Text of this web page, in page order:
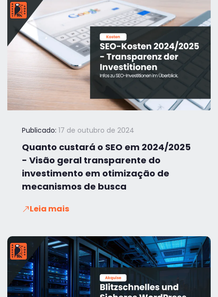
Publicado: 17 de outubro de 2024
Quanto custará o SEO em 2024/2025
- Visão geral transparente do
investimento em otimização de
mecanismos de busca
Leia mais